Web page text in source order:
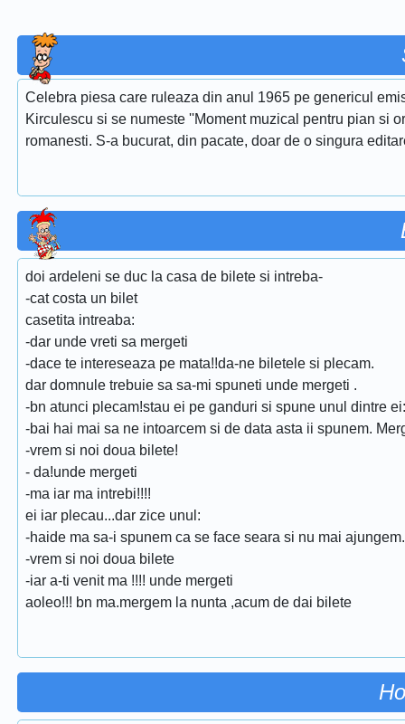
Celebra piesa care ruleaza din anul 1965 pe genericul
Kirculescu si se numeste ''Moment muzical pentru pian si
romanesti. S-a bucurat, din pacate, doar de o singura
doi ardeleni se duc la casa de bilete si intreba-
-cat costa un bilet
casetita intreaba:
-dar unde vreti sa mergeti
-dace te intereseaza pe mata!!da-ne biletele si plecam.
dar domnule trebuie sa sa-mi spuneti unde mergeti .
-bn atunci plecam!stau ei pe ganduri si spune unul dintre ei:
-bai hai mai sa ne intoarcem si de data asta ii spunem.
-vrem si noi doua bilete!
- da!unde mergeti
-ma iar ma intrebi!!!!
ei iar plecau...dar zice unul:
-haide ma sa-i spunem ca se face seara si nu mai ajungem.
-vrem si noi doua bilete
-iar a-ti venit ma !!!! unde mergeti
aoleo!!! bn ma.mergem la nunta ,acum de dai bilete